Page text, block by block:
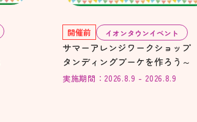
開催前 イオンタウンイベント
サマーアレンジワークショップ ～ス
タンディングブーケを作ろう～
実施期間：2026.8.9 - 2026.8.9